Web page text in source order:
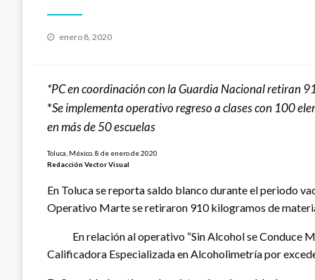
Publicado
enero 8, 2020
*PC en coordinación con la Guardia Nacional retiran
*Se implementa operativo regreso a clases con 100
en más de 50 escuelas
Toluca, México. 8 de enero de 2020
Redacción Vector Visual
En Toluca se reporta saldo blanco durante el periodo
Operativo Marte se retiraron 910 kilogramos de
En relación al operativo “Sin Alcohol se Conduce
Calificadora Especializada en Alcoholimetría por